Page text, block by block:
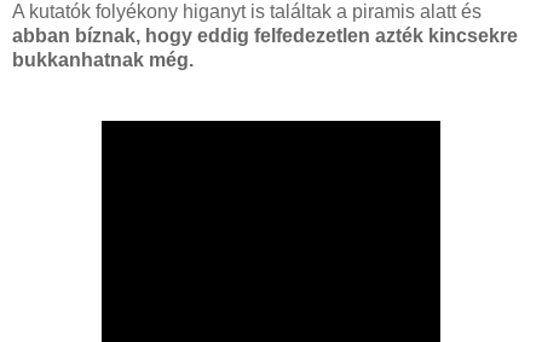
A kutatók folyékony higanyt is találtak a piramis alatt és
abban bíznak, hogy eddig felfedezetlen azték kincsekre
bukkanhatnak még.